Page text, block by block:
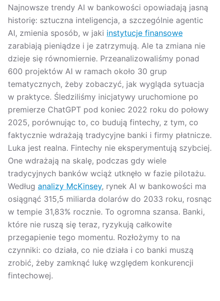
Najnowsze trendy AI w bankowości opowiadają jasną
historię: sztuczna inteligencja, a szczególnie agentic
AI, zmienia sposób, w jaki instytucje finansowe
zarabiają pieniądze i je zatrzymują. Ale ta zmiana nie
dzieje się równomiernie. Przeanalizowaliśmy ponad
600 projektów AI w ramach około 30 grup
tematycznych, żeby zobaczyć, jak wygląda sytuacja
w praktyce. Śledziliśmy inicjatywy uruchomione po
premierze ChatGPT pod koniec 2022 roku do połowy
2025, porównując to, co budują fintechy, z tym, co
faktycznie wdrażają tradycyjne banki i firmy płatnicze.
Luka jest realna. Fintechy nie eksperymentują szybciej.
One wdrażają na skalę, podczas gdy wiele
tradycyjnych banków wciąż utknęło w fazie pilotażu.
Według analizy McKinsey, rynek AI w bankowości ma
osiągnąć 315,5 miliarda dolarów do 2033 roku, rosnąc
w tempie 31,83% rocznie. To ogromna szansa. Banki,
które nie ruszą się teraz, ryzykują całkowite
przegapienie tego momentu. Rozłożymy to na
czynniki: co działa, co nie działa i co banki muszą
zrobić, żeby zamknąć lukę względem konkurencji
fintechowej.